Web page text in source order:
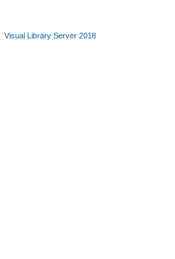
Visual Library Server 2018